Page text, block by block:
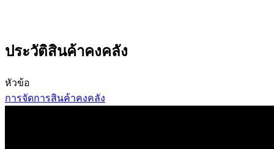
ประวัติสินค้าคงคลัง
หัวข้อ
การจัดการสินค้าคงคลัง